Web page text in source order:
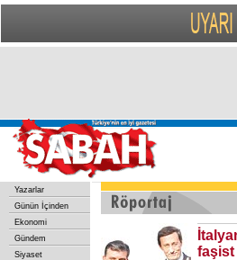
Yazarlar
Günün İçinden
Ekonomi
Gündem
Siyaset
faşist